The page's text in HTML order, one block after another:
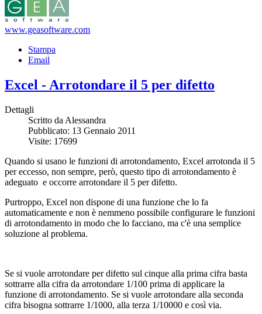
www.geasoftware.com
Stampa
Email
Excel - Arrotondare il 5 per difetto
Dettagli
Scritto da Alessandra
Pubblicato: 13 Gennaio 2011
Visite: 17699
Quando si usano le funzioni di arrotondamento, Excel arrotonda il 5
per eccesso, non sempre, però, questo tipo di arrotondamento è
adeguato e occorre arrotondare il 5 per difetto.
Purtroppo, Excel non dispone di una funzione che lo fa
automaticamente e non è nemmeno possibile configurare le funzioni
di arrotondamento in modo che lo facciano, ma c'è una semplice
soluzione al problema.
Se si vuole arrotondare per difetto sul cinque alla prima cifra basta
sottrarre alla cifra da arrotondare 1/100 prima di applicare la
funzione di arrotondamento. Se si vuole arrotondare alla seconda
cifra bisogna sottrarre 1/1000, alla terza 1/10000 e così via.